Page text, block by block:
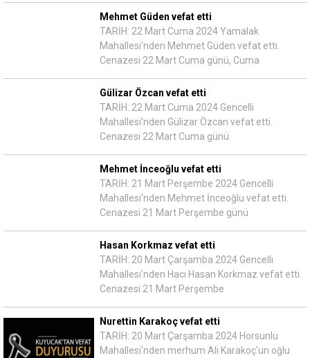
Mehmet Güden vefat etti
TARİH: 22 Mart Cuma 2024 Yamalak
Mahallesi'nden Mehmet Güden vefat etti.
Cenazesi 22 Mart Cuma günü, Cuma
Gülizar Özcan vefat etti
TARİH: 22 Mart Cuma 2024 Gencelli
Mahallesi'nden Gülizar Özcan vefat etti.
Cenazesi 22 Mart Cuma günü
Mehmet İnceoğlu vefat etti
TARİH: 21 Mart Perşembe 2024 Gencelli
Mahallesi'nden Mehmet İnceoğlu vefat etti.
Cenazesi 21 Mart Perşembe günü
Hasan Korkmaz vefat etti
TARİH: 20 Mart Çarşamba 2024 Gencelli
Mahallesi'nden Hacı Hasan Korkmaz vefat etti.
Cenazesi 21 Mart Perşembe
Nurettin Karakoç vefat etti
TARİH: 20 Mart Çarşamba 2024 Horsunlu
Mahallesi'nden merhum Ali Karakoç'un oğlu